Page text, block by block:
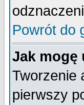
Powrót do
Jak mogę
Tworzenie
pierwszy